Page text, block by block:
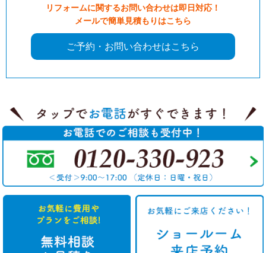
リフォームに関するお問い合わせは即日対応！
メールで簡単見積もりはこちら
ご予約・お問い合わせはこちら